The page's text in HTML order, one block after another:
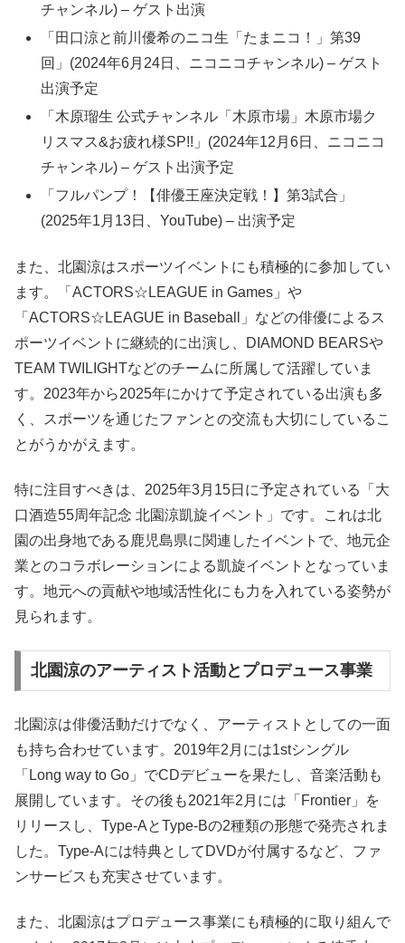
チャンネル) – ゲスト出演
「田口涼と前川優希のニコ生「たまニコ！」第39
回」(2024年6月24日、ニコニコチャンネル) – ゲスト
出演予定
「木原瑠生 公式チャンネル「木原市場」木原市場ク
リスマス&お疲れ様SP!!」(2024年12月6日、ニコニコ
チャンネル) – ゲスト出演予定
「フルパンプ！【俳優王座決定戦！】第3試合」
(2025年1月13日、YouTube) – 出演予定
また、北園涼はスポーツイベントにも積極的に参加してい
ます。「ACTORS☆LEAGUE in Games」や
「ACTORS☆LEAGUE in Baseball」などの俳優によるス
ポーツイベントに継続的に出演し、DIAMOND BEARSや
TEAM TWILIGHTなどのチームに所属して活躍していま
す。2023年から2025年にかけて予定されている出演も多
く、スポーツを通じたファンとの交流も大切にしているこ
とがうかがえます。
特に注目すべきは、2025年3月15日に予定されている「大
口酒造55周年記念 北園涼凱旋イベント」です。これは北
園の出身地である鹿児島県に関連したイベントで、地元企
業とのコラボレーションによる凱旋イベントとなっていま
す。地元への貢献や地域活性化にも力を入れている姿勢が
見られます。
北園涼のアーティスト活動とプロデュース事業
北園涼は俳優活動だけでなく、アーティストとしての一面
も持ち合わせています。2019年2月には1stシングル
「Long way to Go」でCDデビューを果たし、音楽活動も
展開しています。その後も2021年2月には「Frontier」を
リリースし、Type-AとType-Bの2種類の形態で発売されま
した。Type-Aには特典としてDVDが付属するなど、ファ
ンサービスも充実させています。
また、北園涼はプロデュース事業にも積極的に取り組んで